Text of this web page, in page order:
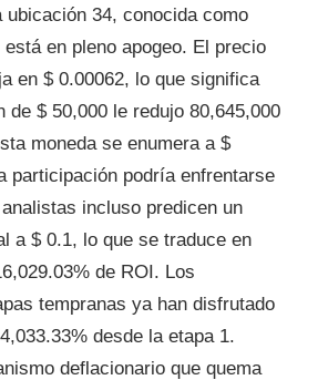
ubicación 34, conocida como
en pleno apogeo. El precio
en $ 0.00062, lo que significa
de $ 50,000 le redujo 80,645,000
moneda se enumera a $
participación podría enfrentarse
incluso predicen un
a $ 0.1, lo que se traduce en
de ROI. Los
tempranas ya han disfrutado
desde la etapa 1.
deflacionario que quema